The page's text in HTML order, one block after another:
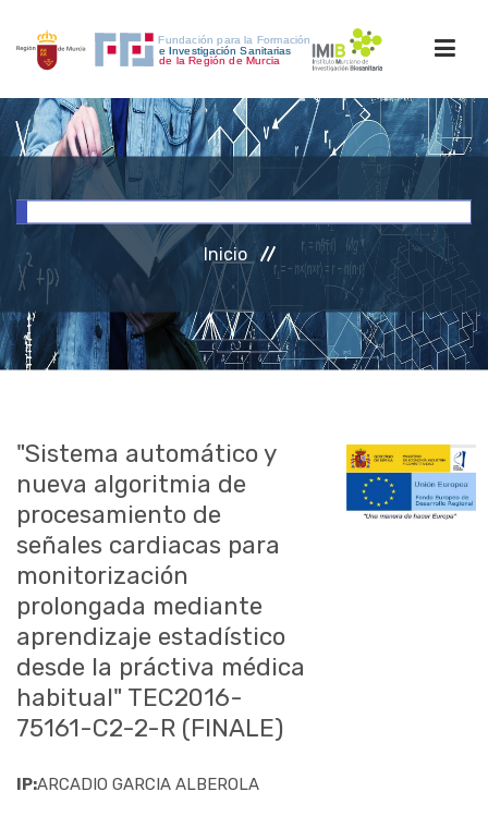
INICIO
INVESTIGACIÓN
RRHH
ACCESO PERSONAL
Inicio
"Sistema automático y
nueva algoritmia de
procesamiento de
señales cardiacas para
monitorización
prolongada mediante
aprendizaje estadístico
desde la práctiva médica
habitual" TEC2016-
75161-C2-2-R (FINALE)
IP:ARCADIO GARCIA ALBEROLA